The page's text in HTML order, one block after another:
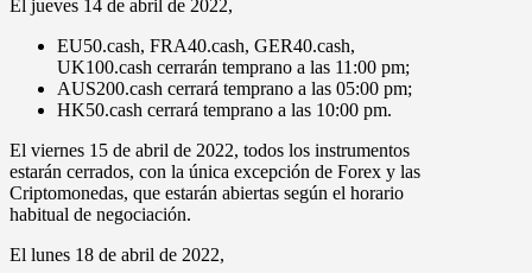
El jueves 14 de abril de 2022,
EU50.cash, FRA40.cash, GER40.cash,
UK100.cash cerrarán temprano a las 11:00 pm;
AUS200.cash cerrará temprano a las 05:00 pm;
HK50.cash cerrará temprano a las 10:00 pm.
El viernes 15 de abril de 2022, todos los instrumentos
estarán cerrados, con la única excepción de Forex y las
Criptomonedas, que estarán abiertas según el horario
habitual de negociación.
El lunes 18 de abril de 2022,